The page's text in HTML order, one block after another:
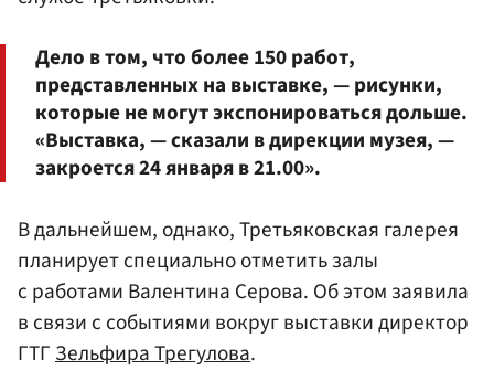
Дело в том, что более 150 работ,
представленных на выставке, — рисунки,
которые не могут экспонироваться дольше.
«Выставка, — сказали в дирекции музея, —
закроется 24 января в 21.00».
В дальнейшем, однако, Третьяковская галерея
планирует специально отметить залы
с работами Валентина Серова. Об этом заявила
в связи с событиями вокруг выставки директор
ГТГЗельфира Трегулова.